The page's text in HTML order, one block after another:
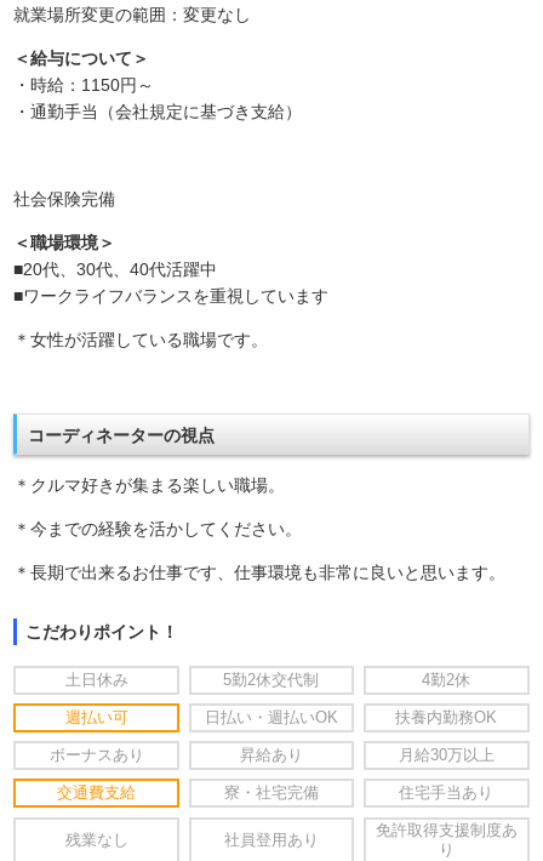
就業場所変更の範囲：変更なし
＜給与について＞
・時給：1150円～
・通勤手当（会社規定に基づき支給）
社会保険完備
＜職場環境＞
■20代、30代、40代活躍中
■ワークライフバランスを重視しています
＊女性が活躍している職場です。
コーディネーターの視点
＊クルマ好きが集まる楽しい職場。
＊今までの経験を活かしてください。
＊長期で出来るお仕事です、仕事環境も非常に良いと思います。
こだわりポイント！
土日休み 5勤2休交代制 4勤2休
週払い可 日払い・週払いOK 扶養内勤務OK
ボーナスあり 昇給あり 月給30万以上
交通費支給 寮・社宅完備 住宅手当あり
残業なし 社員登用あり
免許取得支援制度あ
り